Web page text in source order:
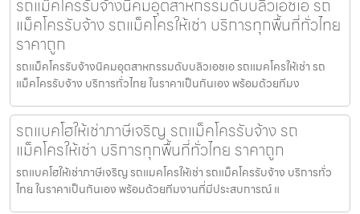
รถแม็คโครรับจ้างนิคมอุตสาหกรรมดับบลิวเอชเอ รถ
แม็คโครรับจ้าง รถแม็คโครให้เช่า บริการทุกพื้นที่ทั่วไทย
ราคาถูก
รถแม็คโครรับจ้างนิคมอุตสาหกรรมดับบลิวเอชเอ รถแมคโครให้เช่า รถ
แม็คโครรับจ้าง บริการทั่วไทย ในราคาเป็นกันเอง พร้อมด้วยทีมง
รถแบคโฮให้เช่าภาษีเจริญ รถแม็คโครรับจ้าง รถ
แม็คโครให้เช่า บริการทุกพื้นที่ทั่วไทย ราคาถูก
รถแบคโฮให้เช่าภาษีเจริญ รถแมคโครให้เช่า รถแม็คโครรับจ้าง บริการทั่ว
ไทย ในราคาเป็นกันเอง พร้อมด้วยทีมงานที่มีประสบการณ์ แ